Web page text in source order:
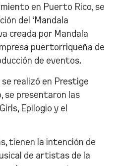
en Puerto Rico, se
del ‘Mandala
creada por Mandala
puertorriqueña de
de eventos.
realizó en Prestige
se presentaron las
Epilogio y el
tienen la intención de
de artistas de la